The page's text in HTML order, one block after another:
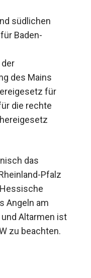
südlichen
Baden-
der
des Mains
für
die rechte
das
Pfalz
Angeln am
Altarmen ist
zu beachten.